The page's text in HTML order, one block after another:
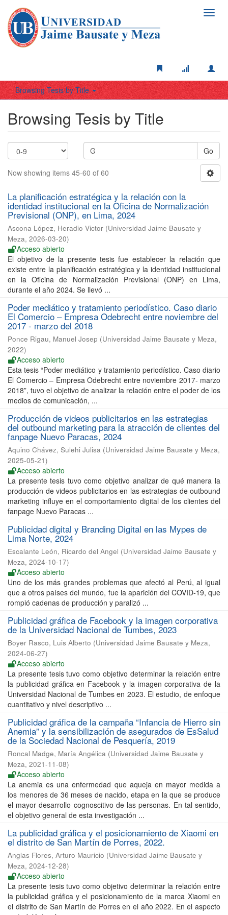
Browsing Tesis by Title
Browsing Tesis by Title
Go
Now showing items 45-60 of 60
La planificación estratégica y la relación con la
identidad institucional en la Oficina de Normalización
Previsional (ONP), en Lima, 2024
Ascona López, Heradio Victor (Universidad Jaime Bausate y
Meza, 2026-03-20)
Acceso abierto
El objetivo de la presente tesis fue establecer la relación que
existe entre la planificación estratégica y la identidad institucional
en la Oficina de Normalización Previsional (ONP) en Lima,
durante el año 2024. Se llevó ...
Poder mediático y tratamiento periodístico. Caso diario
El Comercio – Empresa Odebrecht entre noviembre del
2017 - marzo del 2018
Ponce Rigau, Manuel Josep (Universidad Jaime Bausate y Meza,
2022)
Acceso abierto
Esta tesis “Poder mediático y tratamiento periodístico. Caso diario
El Comercio – Empresa Odebrecht entre noviembre 2017- marzo
2018”, tuvo el objetivo de analizar la relación entre el poder de los
medios de comunicación, ...
Producción de videos publicitarios en las estrategias
del outbound marketing para la atracción de clientes del
fanpage Nuevo Paracas, 2024
Aquino Chávez, Sulehi Julisa (Universidad Jaime Bausate y Meza,
2025-05-21)
Acceso abierto
La presente tesis tuvo como objetivo analizar de qué manera la
producción de videos publicitarios en las estrategias de outbound
marketing influye en el comportamiento digital de los clientes del
fanpage Nuevo Paracas ...
Publicidad digital y Branding Digital en las Mypes de
Lima Norte, 2024
Escalante León, Ricardo del Angel (Universidad Jaime Bausate y
Meza, 2024-10-17)
Acceso abierto
Uno de los más grandes problemas que afectó al Perú, al igual
que a otros países del mundo, fue la aparición del COVID-19, que
rompió cadenas de producción y paralizó ...
Publicidad gráfica de Facebook y la imagen corporativa
de la Universidad Nacional de Tumbes, 2023
Boyer Rasco, Luis Alberto (Universidad Jaime Bausate y Meza,
2024-06-27)
Acceso abierto
La presente tesis tuvo como objetivo determinar la relación entre
la publicidad gráfica en Facebook y la imagen corporativa de la
Universidad Nacional de Tumbes en 2023. El estudio, de enfoque
cuantitativo y nivel descriptivo ...
Publicidad gráfica de la campaña “Infancia de Hierro sin
Anemia” y la sensibilización de asegurados de EsSalud
de la Sociedad Nacional de Pesquería, 2019
Roncal Madge, María Angélica (Universidad Jaime Bausate y
Meza, 2021-11-08)
Acceso abierto
La anemia es una enfermedad que aqueja en mayor medida a
los menores de 36 meses de nacido, etapa en la que se produce
el mayor desarrollo cognoscitivo de las personas. En tal sentido,
el objetivo general de esta investigación ...
La publicidad gráfica y el posicionamiento de Xiaomi en
el distrito de San Martín de Porres, 2022.
Anglas Flores, Arturo Mauricio (Universidad Jaime Bausate y
Meza, 2024-12-28)
Acceso abierto
La presente tesis tuvo como objetivo determinar la relación entre
la publicidad gráfica y el posicionamiento de la marca Xiaomi en
el distrito de San Martín de Porres en el año 2022. En el aspecto